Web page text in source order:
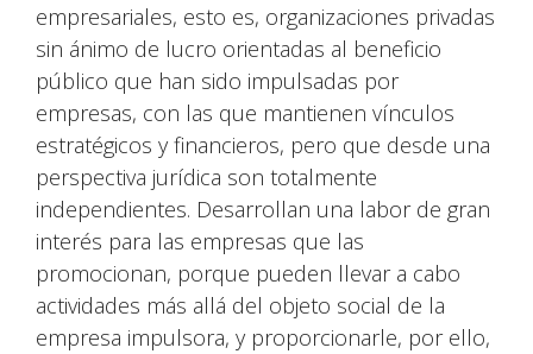
empresariales, esto es, organizaciones privadas
sin ánimo de lucro orientadas al beneficio
público que han sido impulsadas por
empresas, con las que mantienen vínculos
estratégicos y financieros, pero que desde una
perspectiva jurídica son totalmente
independientes. Desarrollan una labor de gran
interés para las empresas que las
promocionan, porque pueden llevar a cabo
actividades más allá del objeto social de la
empresa impulsora, y proporcionarle, por ello,